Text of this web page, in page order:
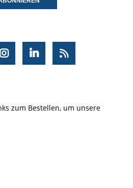
zum Bestellen, um unsere